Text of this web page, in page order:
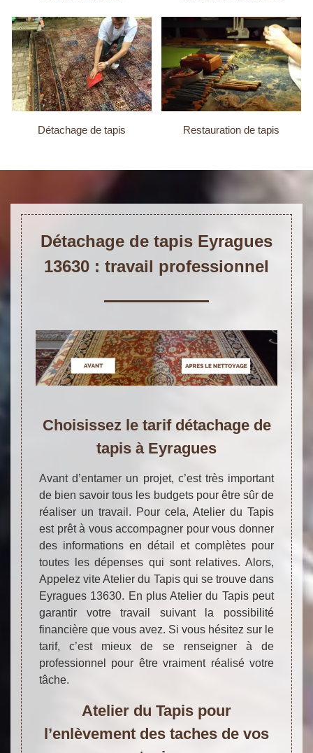
Détachage de tapis Restauration de tapis
Détachage de tapis Eyragues
13630 : travail professionnel
Choisissez le tarif détachage de
tapis à Eyragues
Avant d’entamer un projet, c’est très important
de bien savoir tous les budgets pour être sûr de
réaliser un travail. Pour cela, Atelier du Tapis
est prêt à vous accompagner pour vous donner
des informations en détail et complètes pour
toutes les dépenses qui sont relatives. Alors,
Appelez vite Atelier du Tapis qui se trouve dans
Eyragues 13630. En plus Atelier du Tapis peut
garantir votre travail suivant la possibilité
financière que vous avez. Si vous hésitez sur le
tarif, c’est mieux de se renseigner à de
professionnel pour être vraiment réalisé votre
tâche.
Atelier du Tapis pour
l’enlèvement des taches de vos